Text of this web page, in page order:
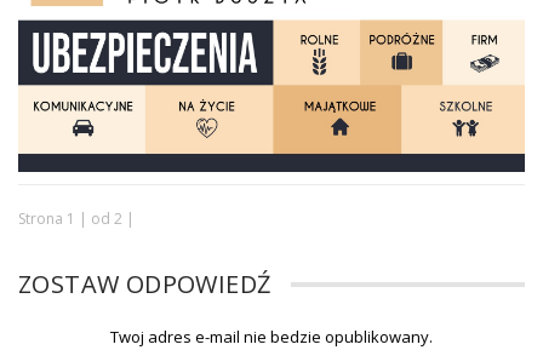
Strona 1 | od 2 |
ZOSTAW ODPOWIEDŹ
Twoj adres e-mail nie bedzie opublikowany.